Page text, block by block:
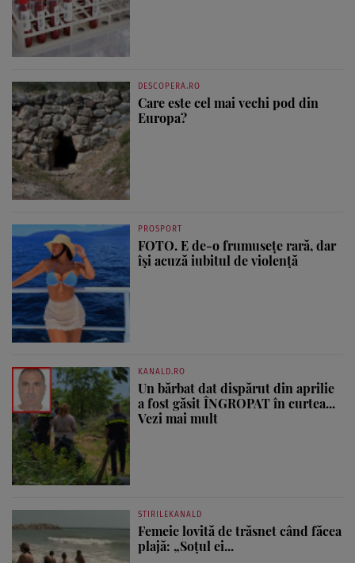
DESCOPERA.RO
Care este cel mai vechi pod din
Europa?
PROSPORT
FOTO. E de-o frumusețe rară, dar
își acuză iubitul de violență
KANALD.RO
Un bărbat dat dispărut din aprilie
a fost găsit ÎNGROPAT în curtea...
Vezi mai mult
STIRILEKANALD
Femeie lovită de trăsnet când făcea
plajă: „Soțul ei...